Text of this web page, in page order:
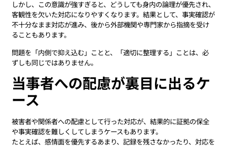
しかし、この意識が強すぎると、どうしても身内の論理が優先され、
客観性を欠いた対応になりやすくなります。結果として、事実確認が
不十分なまま対応が進み、後から外部機関や専門家から指摘を受け
ることもあります。
問題を「内側で抑え込む」ことと、「適切に整理する」ことは、必
ずしも同じではありません。
当事者への配慮が裏目に出るケ
ース
被害者や関係者への配慮として行った対応が、結果的に証拠の保全
や事実確認を難しくしてしまうケースもあります。
たとえば、感情面を優先するあまり、記録を残さなかったり、対応を